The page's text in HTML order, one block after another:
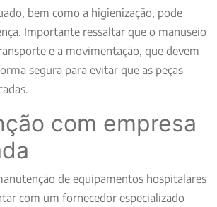
bem como a higienização, pode
Importante ressaltar que o manuseio
e a movimentação, que devem
segura para evitar que as peças
com empresa
de equipamentos hospitalares
com um fornecedor especializado